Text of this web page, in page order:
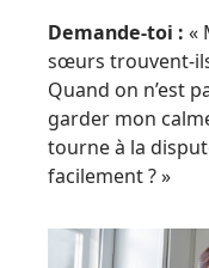
Demande-toi : «
sœurs trouvent-
Quand on n’est
garder mon
tourne à la
facilement ? »